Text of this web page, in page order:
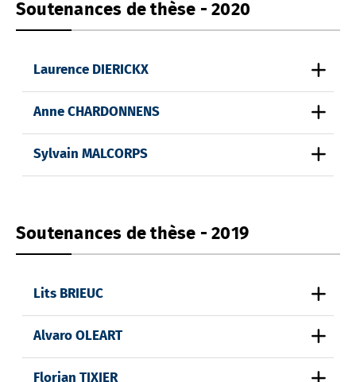
Soutenances de thèse - 2020
Laurence DIERICKX
Anne CHARDONNENS
Sylvain MALCORPS
Soutenances de thèse - 2019
Lits BRIEUC
Alvaro OLEART
Florian TIXIER